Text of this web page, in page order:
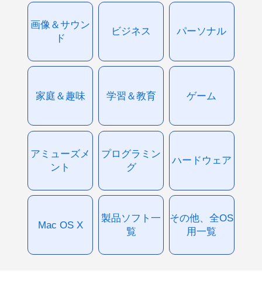
画像＆サウン
ド
ビジネス パーソナル
家庭＆趣味 学習＆教育 ゲーム
アミューズメ
ント
プログラミン
グ
ハードウェア
Mac OS X
製品ソフト一
覧
その他、全OS
用一覧